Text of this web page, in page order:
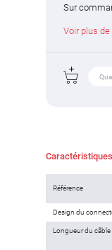
Sur
Voir plus de
Référence
Design du
Longueur du câble